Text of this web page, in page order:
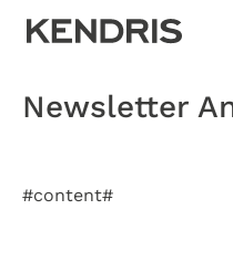
Newsletter
#content#